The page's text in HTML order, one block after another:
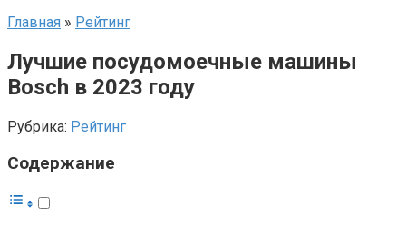
Главная » Рейтинг
Лучшие посудомоечные машины
Bosch в 2023 году
Рубрика: Рейтинг
Содержание